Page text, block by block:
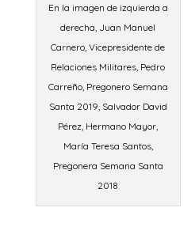
En la imagen de izquierda a
derecha, Juan Manuel
Carnero, Vicepresidente de
Relaciones Militares, Pedro
Carreño, Pregonero Semana
Santa 2019, Salvador David
Pérez, Hermano Mayor,
María Teresa Santos,
Pregonera Semana Santa
2018